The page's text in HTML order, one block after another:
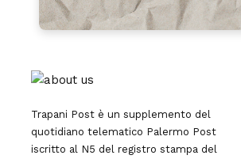
Trapani Post è un supplemento del
quotidiano telematico Palermo Post
iscritto al N5 del registro stampa del